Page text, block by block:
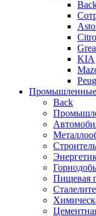
KIA
Промышленные
Back
Пищевая